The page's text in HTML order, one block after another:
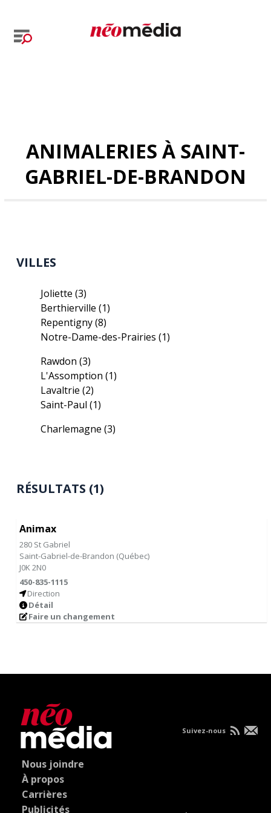
ANIMALERIES À SAINT-
GABRIEL-DE-BRANDON
VILLES
Joliette(3)
Berthierville(1)
Repentigny(8)
Notre-Dame-des-Prairies(1)
Rawdon(3)
L'Assomption(1)
Lavaltrie(2)
Saint-Paul(1)
Charlemagne(3)
RÉSULTATS (1)
Animax
280 St Gabriel
Saint-Gabriel-de-Brandon (Québec)
J0K 2N0
450-835-1115
Direction
Détail
Faire un changement
Nous joindre
À propos
Carrières
Publicités
Suivez-nous